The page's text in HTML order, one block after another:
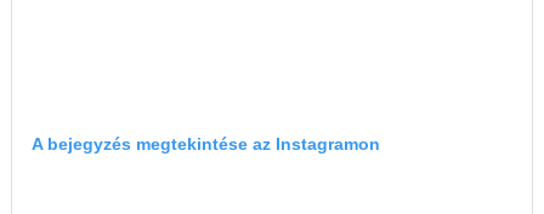
A bejegyzés megtekintése az Instagramon